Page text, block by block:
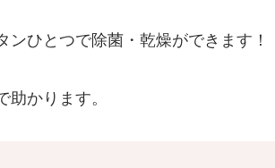
ひとつで除菌・乾燥ができます！
かります。